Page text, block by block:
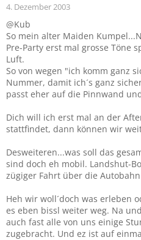
4. Dezember 2003
@Kub
So mein alter Maiden
Pre-Party erst mal grosse Töne
Luft.
So von wegen "ich komm ganz
Nummer, damit ich´s ganz
passt eher auf die Pinnwand
Dich will ich erst mal an der
stattfindet, dann können wir
Desweiteren...was soll das
sind doch eh mobil. Landshut-
zügiger Fahrt über die
Heh wir woll´doch was erleben
es eben bissl weiter weg. Na
auch fast alle von uns einige
zugebracht. Und ez ist auf